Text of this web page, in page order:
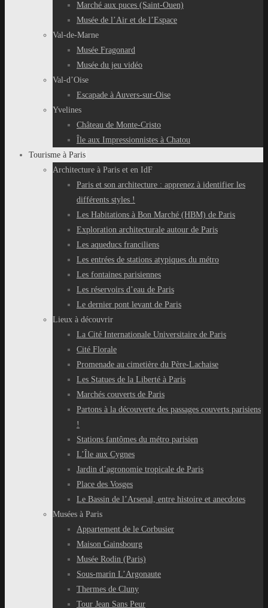
Marché aux puces (Saint-Ouen)
Musée de l’Air et de l’Espace
Val-de-Marne
Musée Fragonard
Musée du jeu vidéo
Val-d’Oise
Escapade à Auvers-sur-Oise
Yvelines
Château de Monte-Cristo
Île aux Impressionnistes à Chatou
Tourisme à Paris
Architecture à Paris et en IdF
Paris et son architecture : apprenez à identifier les
différents styles !
Les Habitations à Bon Marché (HBM) de Paris
Exploration architecturale autour de Paris
Les aqueducs franciliens
Les entrées de stations atypiques du métro
Les fontaines parisiennes
Les réservoirs d’eau de Paris
Le dernier pont levant de Paris
Lieux à découvrir
La Cité Internationale Universitaire de Paris
Cité Florale
Promenade au cimetière du Père-Lachaise
Les Statues de la Liberté à Paris
Marchés couverts de Paris
Partons à la découverte des passages couverts parisiens
!
Stations fantômes du métro parisien
L’Île aux Cygnes
Jardin d’agronomie tropicale de Paris
Place des Vosges
Le Bassin de l’Arsenal, entre histoire et anecdotes
Musées à Paris
Appartement de le Corbusier
Maison Gainsbourg
Musée Rodin (Paris)
Sous-marin L’Argonaute
Thermes de Cluny
Tour Jean Sans Peur